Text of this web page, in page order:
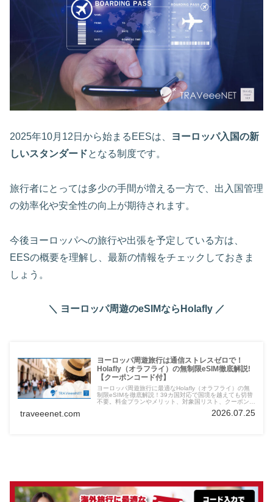
2025年10月12日から始まるEESは、
ヨーロッパ入国の新
しいスタンダードとなる制度です。
旅行者にとっては多少の手間が増える一方で、出入国管理
の効率化や安全性の向上が期待されます。
今後ヨーロッパへの旅行や出張を予定している方は、
EESの概要を理解し、最新の情報をチェックしておきま
しょう。
＼ ヨーロッパ周遊のeSIMならHolafly ／
ヨーロッパ周遊旅行は通信ストレスゼロで！
Holafly（オラフライ）の無制限eSIM徹底解説!
【クーポンコード付】
ヨーロッパ周遊旅行に最適なHolafly（オラフライ）の無
制限eSIMを徹底解説！39カ国対応で国境を越えても切替
不要。料金プランやメリット、対象国リスト、クーポン情
traveeenet.com 2026.07.25